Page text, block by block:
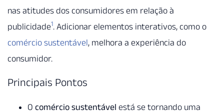
nas atitudes dos consumidores em relação à
publicidade1. Adicionar elementos interativos, como o
comércio sustentável, melhora a experiência do
consumidor.
Principais Pontos
O comércio sustentável está se tornando uma